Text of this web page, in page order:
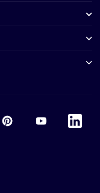
Accor Youtube
Accor